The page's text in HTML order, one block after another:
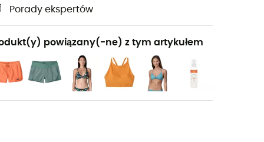
Porady ekspertów
powiązany(-ne) z tym artykułem